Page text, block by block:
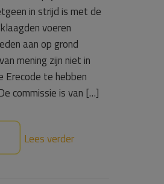
in strijd is met de
voeren
aan op grond
mening zijn niet in
Erecode te hebben
commissie is van […]
Lees verder